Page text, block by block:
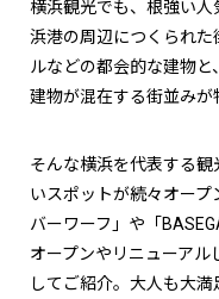
横浜観光でも、根強い
浜港の周辺につくられた
ルなどの都会的な建物
建物が混在する街並みが
そんな横浜を代表する
いスポットが続々オー
バーワーフ」や「
オープンやリニューア
してご紹介。大人も大